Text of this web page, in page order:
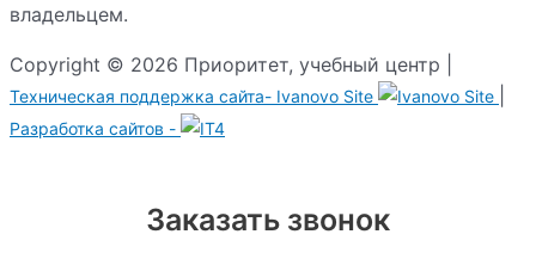
владельцем.
Copyright © 2026 Приоритет, учебный центр |
Техническая поддержка сайта- Ivanovo Site
Разработка сайтов -
Заказать звонок